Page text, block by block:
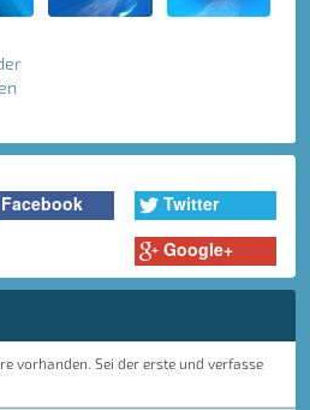
Facebook
Twitter
Google+
vorhanden. Sei der erste und verfasse